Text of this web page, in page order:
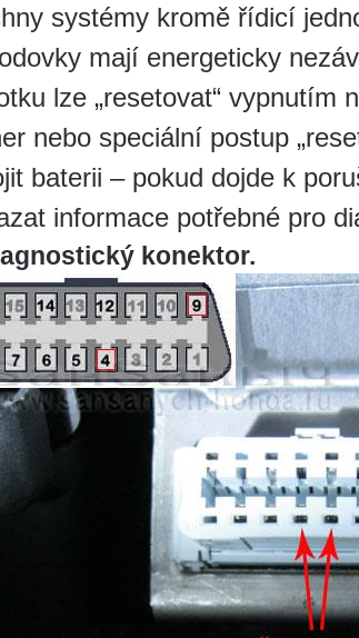
systémy kromě řídicí
mají energeticky
lze „resetovat“ vypnutím
nebo speciální postup
baterii – pokud dojde k
informace potřebné pro
konektor.